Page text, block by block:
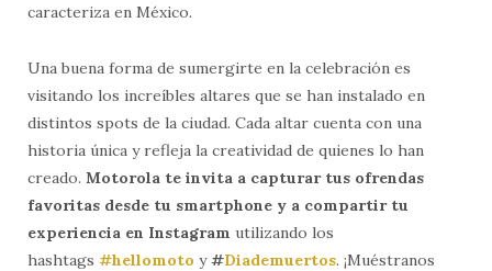
caracteriza en México.
Una buena forma de sumergirte en la celebración es
visitando los increíbles altares que se han instalado en
distintos spots de la ciudad. Cada altar cuenta con una
historia única y refleja la creatividad de quienes lo han
creado. Motorola te invita a capturar tus ofrendas
favoritas desde tu smartphone y a compartir tu
experiencia en Instagram utilizando los
hashtags #hellomoto y#Diademuertos. ¡Muéstranos